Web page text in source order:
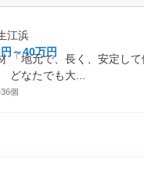
江浜
～40万円
「地元で、長く、安定し
どなたでも大...
個